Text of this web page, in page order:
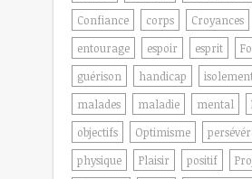
Confiance
corps Croyances
entourage
espoir esprit
guérison
handicap
malades
maladie mental
objectifs
Optimisme
physique
Plaisir positif